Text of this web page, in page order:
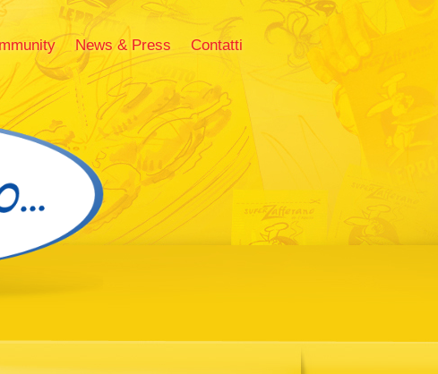
News & Press Contatti